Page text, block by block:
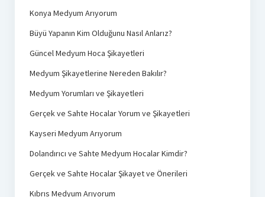
Konya Medyum Arıyorum
Büyü Yapanın Kim Olduğunu Nasıl Anlarız?
Güncel Medyum Hoca Şikayetleri
Medyum Şikayetlerine Nereden Bakılır?
Medyum Yorumları ve Şikayetleri
Gerçek ve Sahte Hocalar Yorum ve Şikayetleri
Kayseri Medyum Arıyorum
Dolandırıcı ve Sahte Medyum Hocalar Kimdir?
Gerçek ve Sahte Hocalar Şikayet ve Önerileri
Kıbrıs Medyum Arıyorum